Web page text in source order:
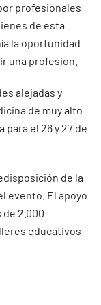
profesionales
de esta
la oportunidad
una profesión.
alejadas y
de muy alto
para el 26 y 27 de
de la
evento. El apoyo
de 2.000
educativos